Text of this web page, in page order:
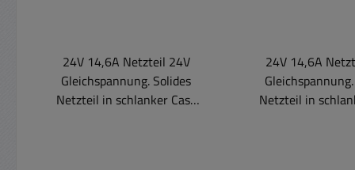
24V 14,6A Netzteil 24V
Gleichspannung. Solides
Netzteil in schlanker Case
24V 14,6A
Netzteil in